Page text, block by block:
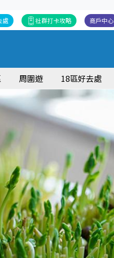
商戶中心
社群打卡攻略
處
周圍遊 18區好去處